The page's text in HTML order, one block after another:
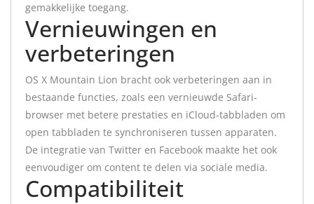
gemakkelijke toegang.
Vernieuwingen en
verbeteringen
OS X Mountain Lion bracht ook verbeteringen aan in
bestaande functies, zoals een vernieuwde Safari-
browser met betere prestaties en iCloud-tabbladen om
open tabbladen te synchroniseren tussen apparaten.
De integratie van Twitter en Facebook maakte het ook
eenvoudiger om content te delen via sociale media.
Compatibiliteit